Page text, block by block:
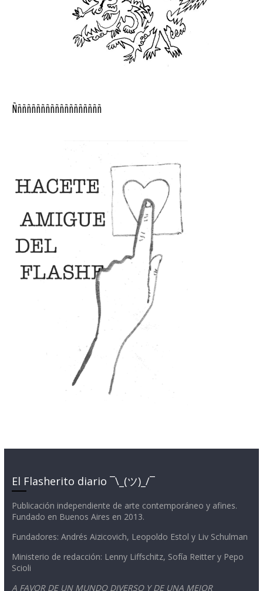
Ñññññññññññññññññññ
El Flasherito diario ¯\_(ツ)_/¯
Publicación independiente de arte contemporáneo y afines.
Fundado en Buenos Aires en 2013.
Fundadores: Andrés Aizicovich, Leopoldo Estol y Liv Schulman
Ministerio de redacción: Lenny Liffschitz, Sofía Reitter y Pepo
Scioli
A FAVOR DE UN MUNDO DIVERSO Y DE UNA MEJOR